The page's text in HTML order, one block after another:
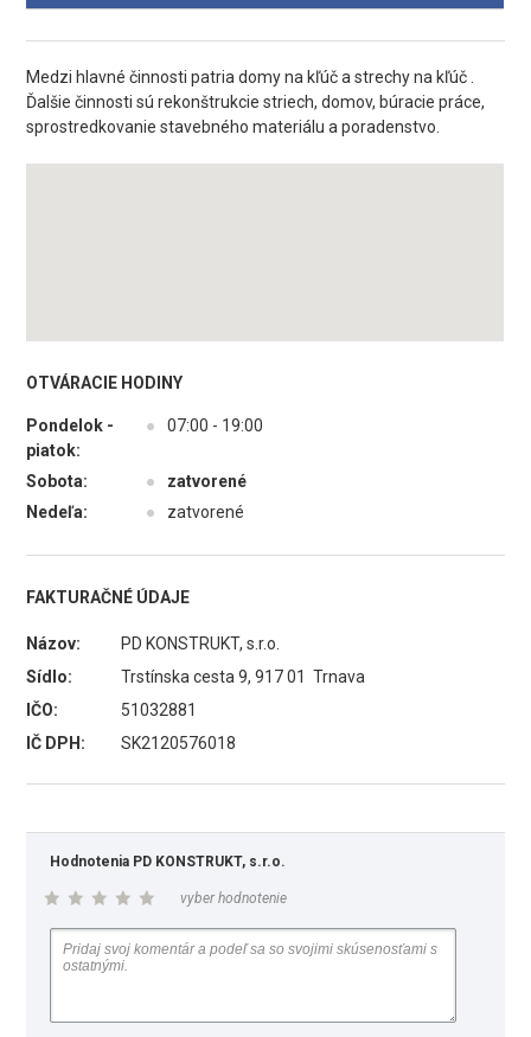
Medzi hlavné činnosti patria domy na kľúč a strechy na kľúč .
Ďalšie činnosti sú rekonštrukcie striech, domov, búracie práce,
sprostredkovanie stavebného materiálu a poradenstvo.
OTVÁRACIE HODINY
Pondelok -
piatok:
● 07:00 - 19:00
Sobota: ●
zatvorené
Nedeľa:
● zatvorené
FAKTURAČNÉ ÚDAJE
Názov:
PD KONSTRUKT, s.r.o.
Sídlo:
Trstínska cesta 9, 917 01 Trnava
IČO:
51032881
IČ DPH:
SK2120576018
Hodnotenia PD KONSTRUKT, s.r.o.
vyber hodnotenie